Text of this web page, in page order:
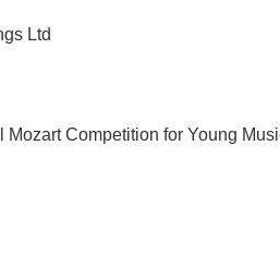
Ltd
Competition for Young